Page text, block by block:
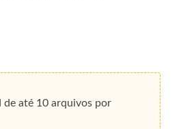
de até 10 arquivos por